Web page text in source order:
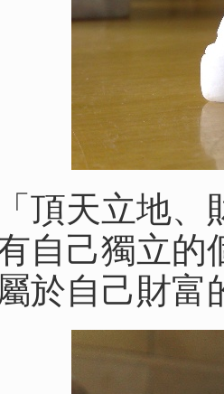
天立地、
自己獨立的
於自己財富